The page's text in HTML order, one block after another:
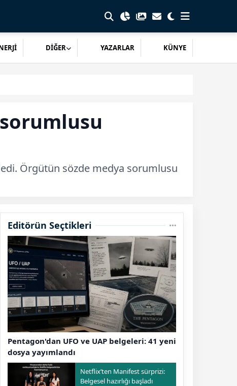
DİĞER YAZARLAR KÜNYE
Örgütün sözde medya sorumlusu
Editörün Seçtikleri
Pentagon'dan UFO ve UAP belgeleri: 41 yeni
dosya yayımlandı
Netflix’ten Manifest sürprizi:
Belgesel hazırlığı başladı